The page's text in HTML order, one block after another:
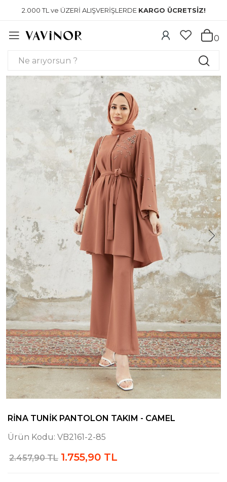
2.000 TL ve ÜZERİ ALIŞVERİŞLERDE KARGO ÜCRETSİZ!
0
RINA TUNIK PANTOLON TAKIM - CAMEL
Ürün Kodu: VB2161-2-85
2.457,90 TL 1.755,90 TL